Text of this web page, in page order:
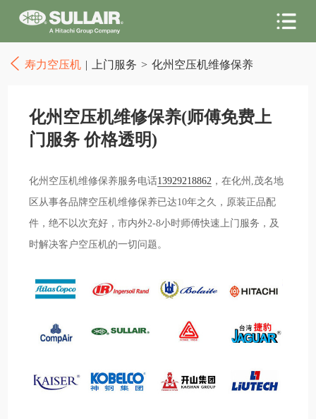
寿力空压机 | 上门服务 > 化州空压机维修保养
化州空压机维修保养(师傅免费上
门服务 价格透明)
化州空压机维修保养服务电话13929218862 ，在化州,茂名地
区从事各品牌空压机维修保养已达10年之久，原装正品配
件，绝不以次充好，市内外2-8小时师傅快速上门服务，及
时解决客户空压机的一切问题。